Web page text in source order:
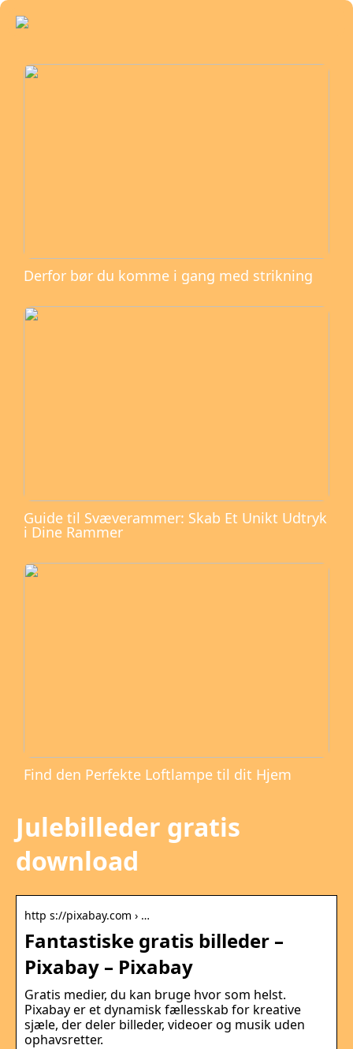
Derfor bør du komme i gang med strikning
Guide til Svæverammer: Skab Et Unikt Udtryk
i Dine Rammer
Find den Perfekte Loftlampe til dit Hjem
Julebilleder gratis
download
http s://pixabay.com › …
Fantastiske gratis billeder –
Pixabay – Pixabay
Gratis medier, du kan bruge hvor som helst.
Pixabay er et dynamisk fællesskab for kreative
sjæle, der deler billeder, videoer og musik uden
ophavsretter.